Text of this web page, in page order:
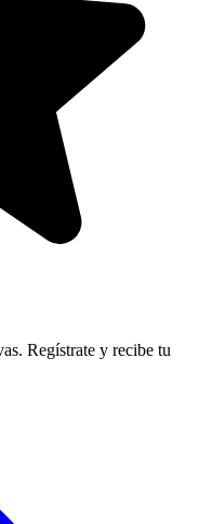
Regístrate y recibe tu